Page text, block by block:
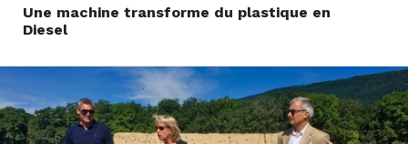
Une machine transforme du plastique en
Diesel